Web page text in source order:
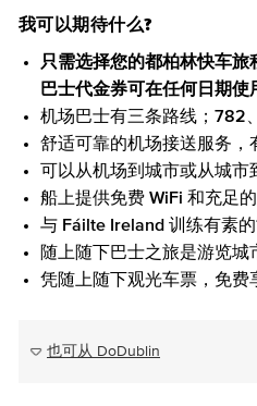
我可以期待什么?
只需选择您的都柏林快车
巴士代金券可在任何日期使
机场巴士有三条路线；782
舒适可靠的机场接送服务，
可以从机场到城市或从城市
船上提供免费 WiFi 和充足
与 Fáilte Ireland 训练有素
随上随下巴士之旅是游览城
凭随上随下观光车票，免费
也可从 DoDublin